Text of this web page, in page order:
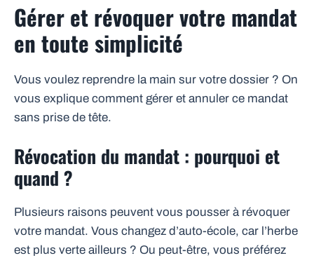
Gérer et révoquer votre mandat
en toute simplicité
Vous voulez reprendre la main sur votre dossier ? On
vous explique comment gérer et annuler ce mandat
sans prise de tête.
Révocation du mandat : pourquoi et
quand ?
Plusieurs raisons peuvent vous pousser à révoquer
votre mandat. Vous changez d’auto-école, car l’herbe
est plus verte ailleurs ? Ou peut-être, vous préférez